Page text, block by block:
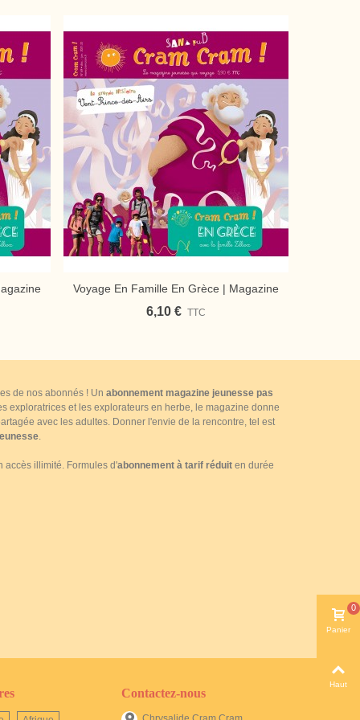
Ajouter Au Panier
Voyage En Famille En Grèce | Magazine
Jeunesse Cram Cram
6,10 € TTC
de nos abonnés ! Un abonnement magazine jeunesse pas
exploratrices et les explorateurs en herbe, le magazine donne
avec les adultes. Donner l'envie de la rencontre, tel est
.
accès illimité. Formules d'abonnement à tarif réduit en durée
Contactez-nous
Panier
0
Haut